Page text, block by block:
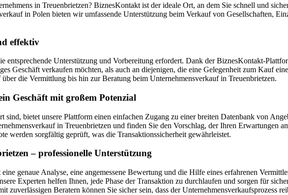
in Treuenbrietzen? BiznesKontakt ist der ideale Ort, an dem Sie schnell und
in Polen bieten wir umfassende Unterstützung beim Verkauf von Gesellschaften,
effektiv
Unterstützung und Vorbereitung erfordert. Dank der BiznesKontakt-
Geschäft verkaufen möchten, als auch an diejenigen, die eine Gelegenheit zum Kauf
die Vermittlung bis hin zur Beratung beim Unternehmensverkauf in Treuenbrietzen.
Geschäft mit großem Potenzial
sind, bietet unsere Plattform einen einfachen Zugang zu einer breiten Datenbank von
in Treuenbrietzen und finden Sie den Vorschlag, der Ihren Erwartungen
werden sorgfältig geprüft, was die Transaktionssicherheit gewährleistet.
– professionelle Unterstützung
genaue Analyse, eine angemessene Bewertung und die Hilfe eines erfahrenen
Experten helfen Ihnen, jede Phase der Transaktion zu durchlaufen und sorgen für
zuverlässigen Beratern können Sie sicher sein, dass der Unternehmensverkaufsprozess